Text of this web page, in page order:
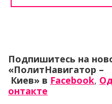
Подпишитесь на
«ПолитНавигатор –
Киев» в Facebook,
онтакте